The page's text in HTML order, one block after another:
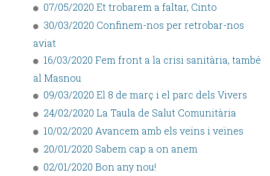
07/05/2020 Et trobarem a faltar, Cinto
30/03/2020 Confinem-nos per retrobar-nos
aviat
16/03/2020 Fem front a la crisi sanitària, també
al Masnou
09/03/2020 El 8 de març i el parc dels Vivers
24/02/2020 La Taula de Salut Comunitària
10/02/2020 Avancem amb els veïns i veïnes
20/01/2020 Sabem cap a on anem
02/01/2020 Bon any nou!